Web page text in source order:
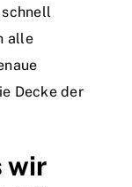
alle
Decke der
wir